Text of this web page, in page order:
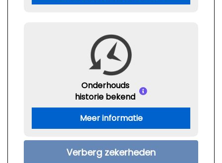
Onderhouds
historie bekend
Meer informatie
Verberg zekerheden